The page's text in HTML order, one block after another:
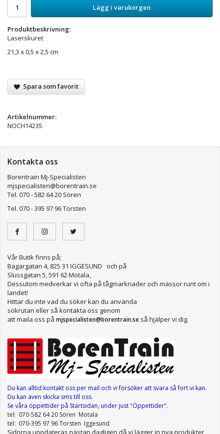
Lägg i varukorgen
Produktbeskrivning:
Laserskuret
21,3 x 0,5 x 2,5 cm
Spara som favorit
Artikelnummer:
NOCH14235
Kontakta oss
Borentrain Mj-Specialisten
mjspecialisten@borentrain.se
Tel. 070 - 582 64 20 Sören
Tel. 070 - 395 97 96 Torsten
Vår Butik finns på;
Bagargatan 4, 825 31 IGGESUND och på
Slussgatan 5, 591 62 Motala,
Dessutom medverkar vi ofta på tågmarknader och mässor runt om i
landet!
Hittar du inte vad du söker kan du använda
sökrutan eller så kontakta oss genom
att maila oss på mjspecialisten@borentrain.se så hjälper vi dig.
Du kan alltid kontakt oss per mail och vi försöker att svara så fort vi kan.
Du kan även skicka sms till oss.
Se våra öppettiderpå Startsidan, under just "Öppettider".
tel: 070-582 64 20 Sören Motala
tel: 070-395 97 96 Torsten Iggesund
Sidorna uppdateras nästan dagligen då vi lägger in nya produkter